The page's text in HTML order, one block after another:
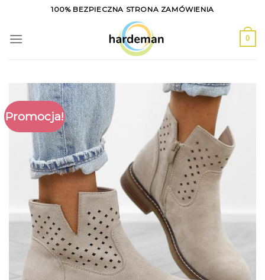
content
100% BEZPIECZNA STRONA ZAMÓWIENIA
0
Promocja!